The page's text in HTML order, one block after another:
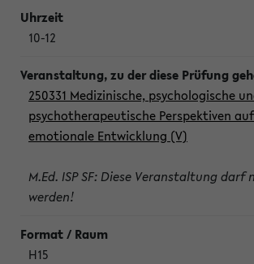
10-12
250331 Medizinische, psychologische
psychotherapeutische Perspektiven
emotionale Entwicklung (V)
M.Ed. ISP SF: Diese Veranstaltung
werden!
H15